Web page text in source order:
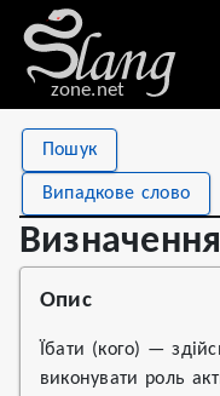
zone.net
Пошук
Випадкове слово
Визначення «їбати»
Stat
Views
Definitions 4
Опис
Їбати (кого) —
виконувати роль